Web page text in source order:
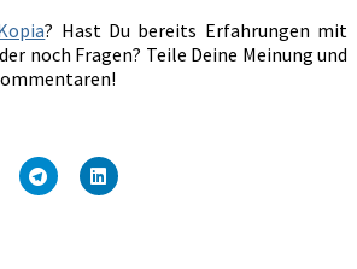
? Hast Du bereits Erfahrungen mit
noch Fragen? Teile Deine Meinung und